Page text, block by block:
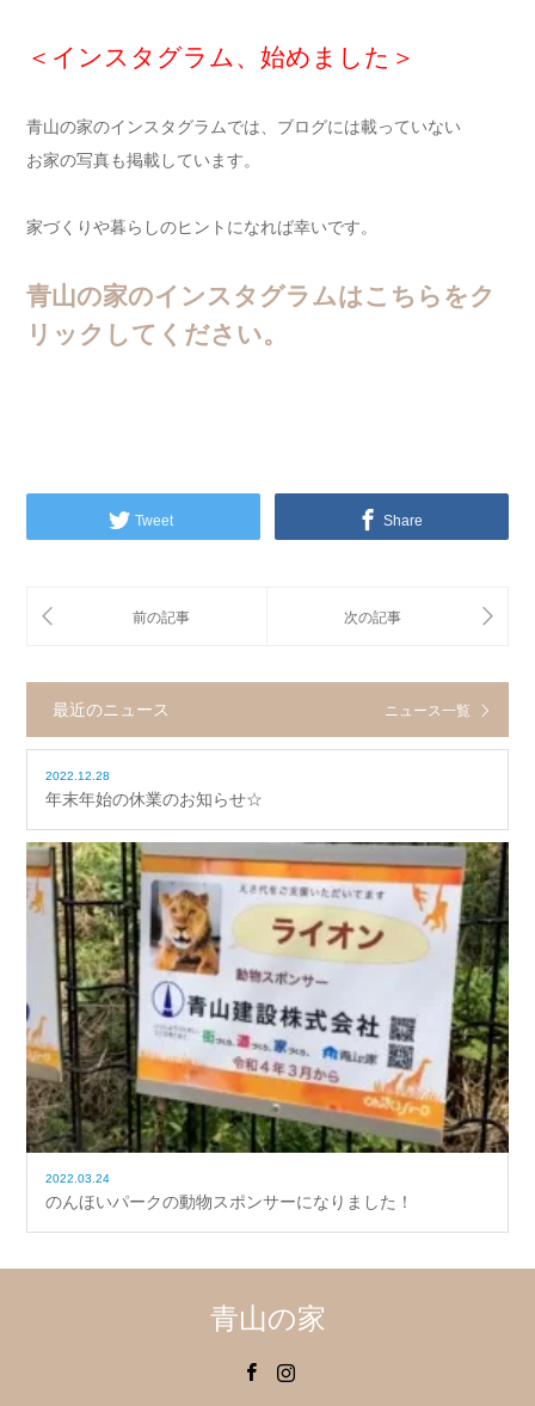
＜インスタグラム、始めました＞
青山の家のインスタグラムでは、ブログには載っていない
お家の写真も掲載しています。
家づくりや暮らしのヒントになれば幸いです。
青山の家のインスタグラムはこちらをク
リックしてください。
Tweet Share
最近のニュース ニュース一覧
2022.12.28
年末年始の休業のお知らせ☆
2022.03.24
のんほいパークの動物スポンサーになりました！
青山の家